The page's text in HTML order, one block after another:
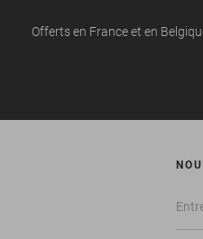
Offerts en France et en